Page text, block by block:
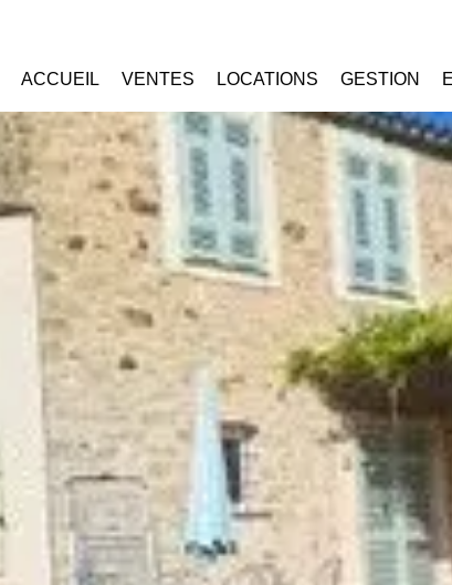
ACCUEIL VENTES LOCATIONS GESTION